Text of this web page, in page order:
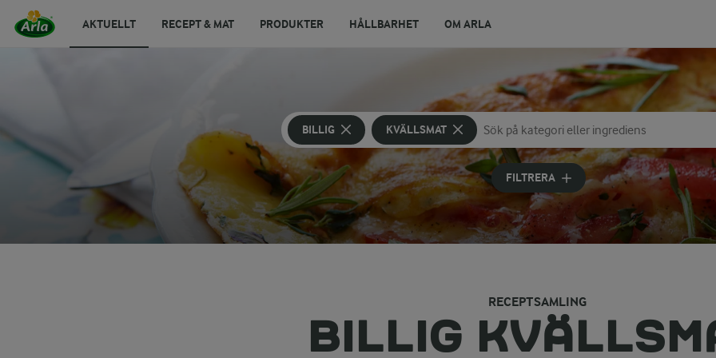
AKTUELLT RECEPT & MAT PRODUKTER HÅLLBARHET OM ARLA
BILLIG KVÄLLSMAT
Sök på kategori eller ingrediens
Skriv in sökord för att få förslag
FILTRERA
RECEPTSAMLING
BILLIG